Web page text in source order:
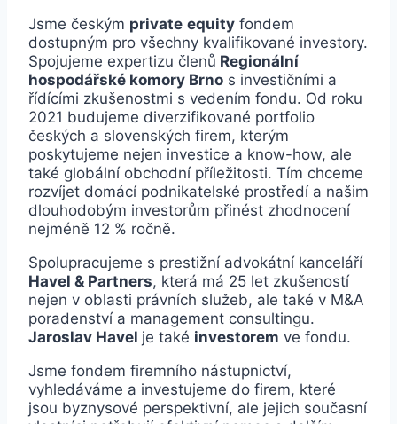
Jsme českým private equity fondem
dostupným pro všechny kvalifikované investory.
Spojujeme expertizu členů Regionální
hospodářské komory Brno s investičními a
řídícími zkušenostmi s vedením fondu. Od roku
2021 budujeme diverzifikované portfolio
českých a slovenských firem, kterým
poskytujeme nejen investice a know-how, ale
také globální obchodní příležitosti. Tím chceme
rozvíjet domácí podnikatelské prostředí a našim
dlouhodobým investorům přinést zhodnocení
nejméně 12 % ročně.
Spolupracujeme s prestižní advokátní kanceláří
Havel & Partners, která má 25 let zkušeností
nejen v oblasti právních služeb, ale také v M&A
poradenství a management consultingu.
Jaroslav Havel je také investorem ve fondu.
Jsme fondem firemního nástupnictví,
vyhledáváme a investujeme do firem, které
jsou byznysové perspektivní, ale jejich současní